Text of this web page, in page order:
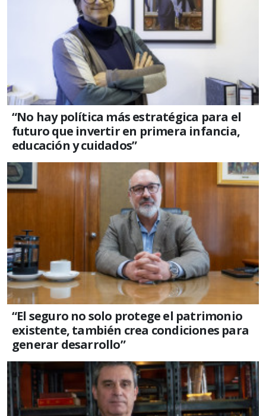
“No hay política más estratégica para el
futuro que invertir en primera infancia,
educación y cuidados”
“El seguro no solo protege el patrimonio
existente, también crea condiciones para
generar desarrollo”